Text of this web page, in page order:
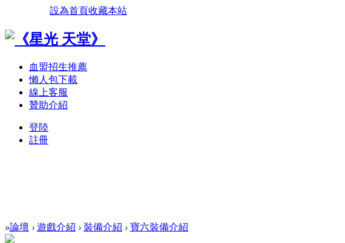
設為首頁收藏本站
血盟招生推薦
懶人包下載
線上客服
贊助介紹
登陸
註冊
»論壇 › 遊戲介紹 › 裝備介紹 › 寶六裝備介紹